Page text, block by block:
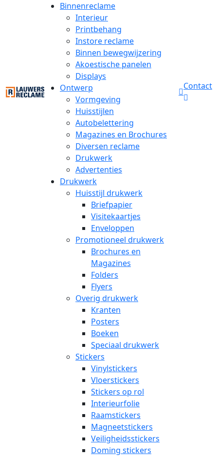
Binnenreclame
Interieur
Printbehang
Instore reclame
Binnen bewegwijzering
Akoestische panelen
Displays
Ontwerp
Vormgeving
Huisstijlen
Autobelettering
Magazines en Brochures
Diversen reclame
Drukwerk
Advertenties
Drukwerk
Huisstijl drukwerk
Briefpapier
Visitekaartjes
Enveloppen
Promotioneel drukwerk
Brochures en
Magazines
Folders
Flyers
Overig drukwerk
Kranten
Posters
Boeken
Speciaal drukwerk
Stickers
Vinylstickers
Vloerstickers
Stickers op rol
Interieurfolie
Raamstickers
Magneetstickers
Veiligheidsstickers
Doming stickers
Contact